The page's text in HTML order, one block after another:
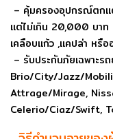
– คุ้มครองอุปกรณ์ตกแต่
แต่ไม่เกิน 20,000 บา
เคลือบแก้ว ,แคปล่า หรื
– รับประกันภัยเฉพาะ
Brio/City/Jazz/
Attrage/Mirage,
Celerio/Ciaz/Swift,